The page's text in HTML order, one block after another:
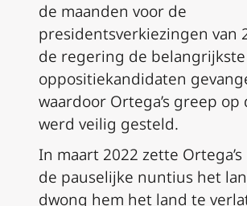
de maanden voor de
presidentsverkiezingen van
de regering de belangrijkste
oppositiekandidaten
waardoor Ortega’s greep op
werd veilig gesteld.
In maart 2022 zette
de pauselijke nuntius het
dwong hem het land te